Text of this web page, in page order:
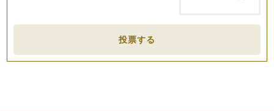
投票する